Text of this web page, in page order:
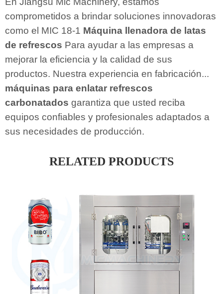
comprometidos a brindar soluciones innovadoras
como el MIC 18-1 Máquina llenadora de latas
de refrescos Para ayudar a las empresas a
mejorar la eficiencia y la calidad de sus
productos. Nuestra experiencia en fabricación...
máquinas para enlatar refrescos
carbonatados garantiza que usted reciba
equipos confiables y profesionales adaptados a
sus necesidades de producción.
RELATED PRODUCTS